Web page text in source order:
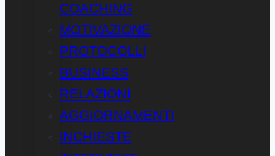
COACHING
MOTIVAZIONE
PROTOCOLLI
BUSINESS
RELAZIONI
AGGIORNAMENTI
INCHIESTE